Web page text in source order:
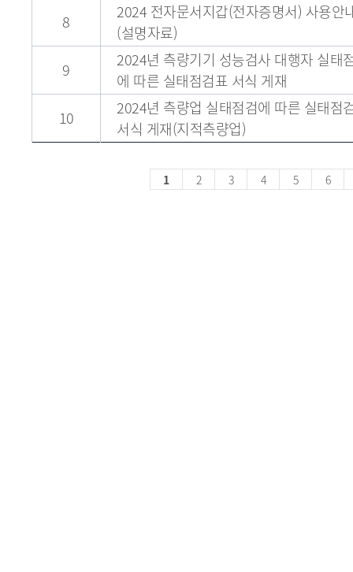
8
2024 전자문서지갑(전자증명서) 사용안
(설명자료)
9
2024년 측량기기 성능검사 대행자 실태
에 따른 실태점검표 서식 게재
10
2024년 측량업 실태점검에 따른 실태점
서식 게재(지적측량업)
1 2 3 4 5 6